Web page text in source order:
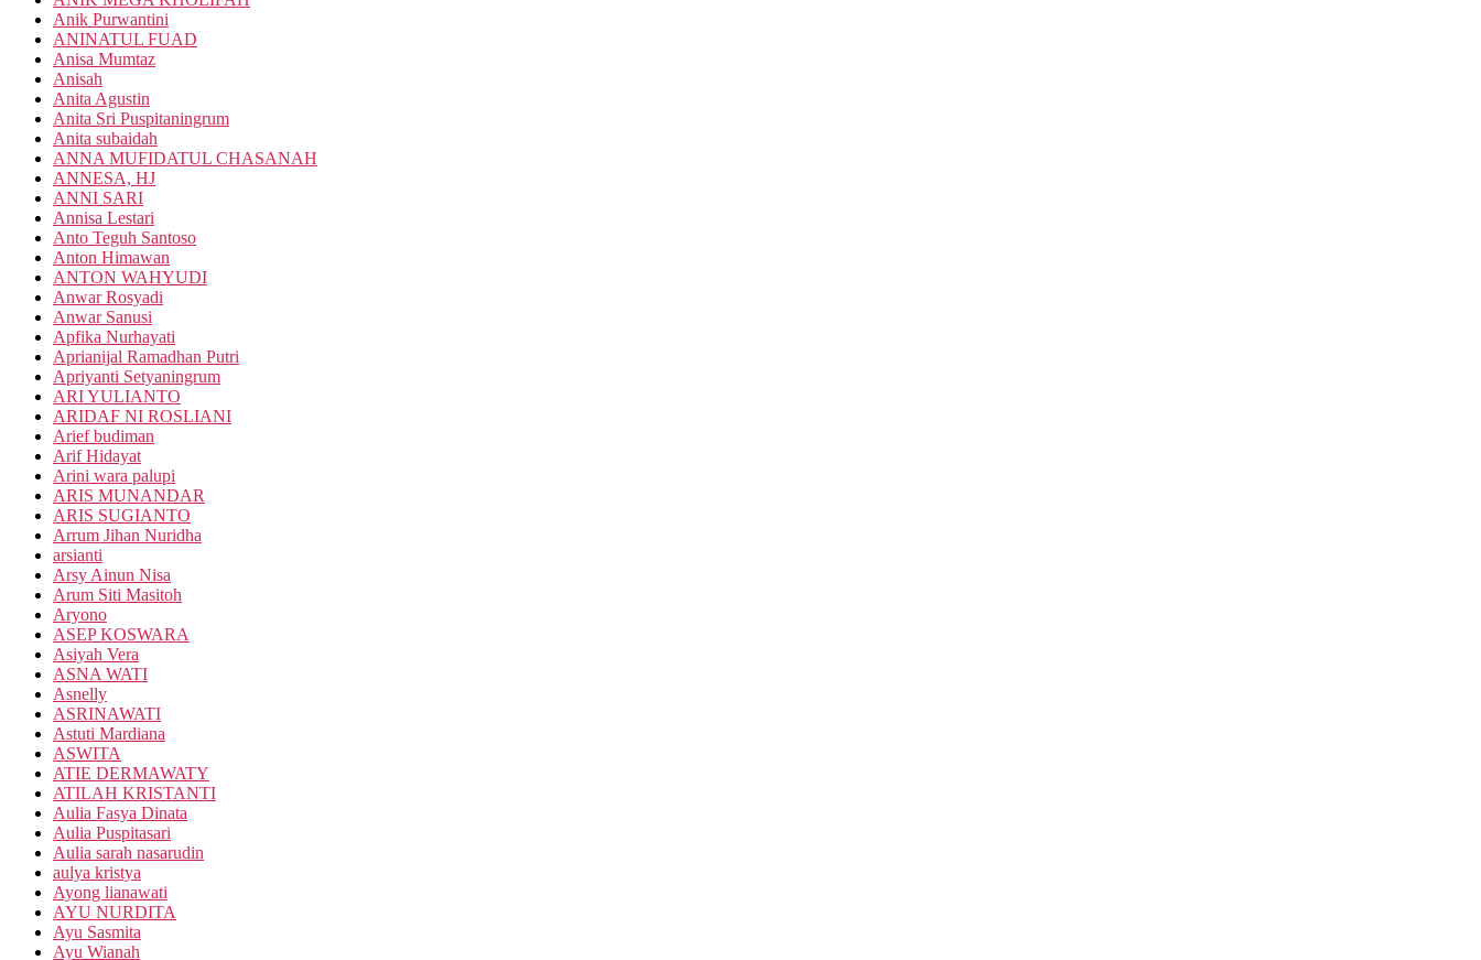
Anik Purwantini
ANINATUL FUAD
Anisa Mumtaz
Anisah
Anita Agustin
Anita Sri Puspitaningrum
Anita subaidah
ANNA MUFIDATUL CHASANAH
ANNESA, HJ
ANNI SARI
Annisa Lestari
Anto Teguh Santoso
Anton Himawan
ANTON WAHYUDI
Anwar Rosyadi
Anwar Sanusi
Apfika Nurhayati
Aprianijal Ramadhan Putri
Apriyanti Setyaningrum
ARI YULIANTO
ARIDAF NI ROSLIANI
Arief budiman
Arif Hidayat
Arini wara palupi
ARIS MUNANDAR
ARIS SUGIANTO
Arrum Jihan Nuridha
arsianti
Arsy Ainun Nisa
Arum Siti Masitoh
Aryono
ASEP KOSWARA
Asiyah Vera
ASNA WATI
Asnelly
ASRINAWATI
Astuti Mardiana
ASWITA
ATIE DERMAWATY
ATILAH KRISTANTI
Aulia Fasya Dinata
Aulia Puspitasari
Aulia sarah nasarudin
aulya kristya
Ayong lianawati
AYU NURDITA
Ayu Sasmita
Ayu Wianah